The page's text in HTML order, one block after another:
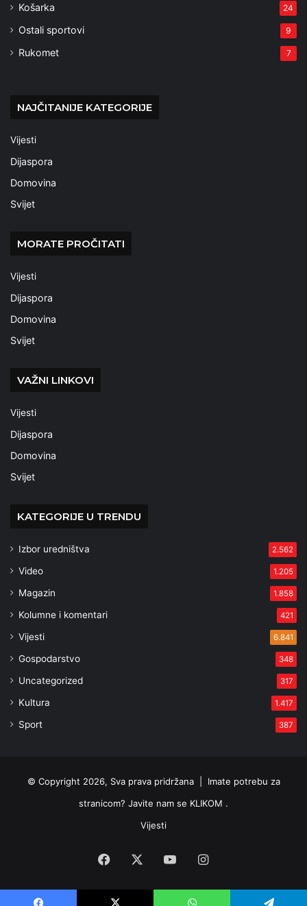
Košarka 24
Ostali sportovi 9
Rukomet 7
NAJČITANIJE KATEGORIJE
Vijesti
Dijaspora
Domovina
Svijet
MORATE PROČITATI
Vijesti
Dijaspora
Domovina
Svijet
VAŽNI LINKOVI
Vijesti
Dijaspora
Domovina
Svijet
KATEGORIJE U TRENDU
Izbor uredništva 2.562
Video 1.205
Magazin 1.858
Kolumne i komentari 421
Vijesti 6.841
Gospodarstvo 348
Uncategorized 317
Kultura 1.417
Sport 387
© Copyright 2026, Sva prava pridržana | Imate potrebu za
stranicom? Javite nam se KLIKOM .
Vijesti
Facebook YouTubeInstagram